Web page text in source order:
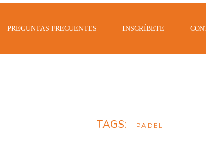
PREGUNTAS FRECUENTES INSCRÍBETE
TAGS: PADEL